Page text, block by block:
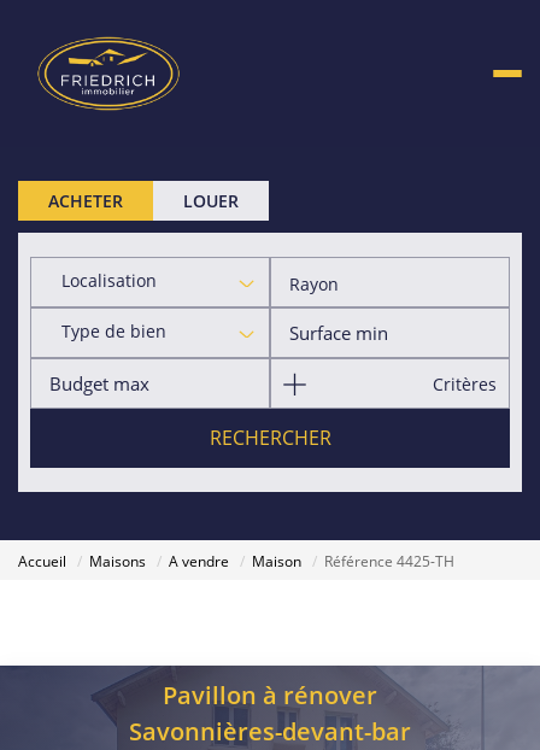
ACHETER LOUER
Localisation Rayon
Type de bien
Critères
RECHERCHER
Accueil Maisons A vendre Maison Référence 4425-TH
Pavillon à rénover
Savonnières-devant-bar